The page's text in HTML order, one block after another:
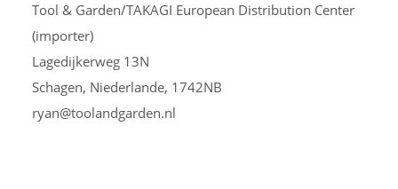
Tool & Garden/TAKAGI European Distribution Center
(importer)
Lagedijkerweg 13N
Schagen, Niederlande, 1742NB
ryan@toolandgarden.nl